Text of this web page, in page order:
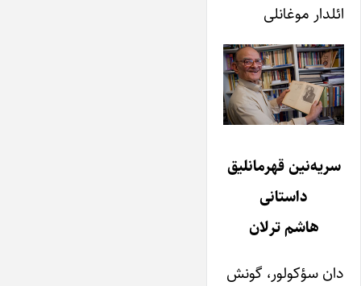
ائلدار موغانلی
سریه‌نین قهرمانلیق
داستانی
هاشم ترلان
دان‌ سؤکولور، گونش‌